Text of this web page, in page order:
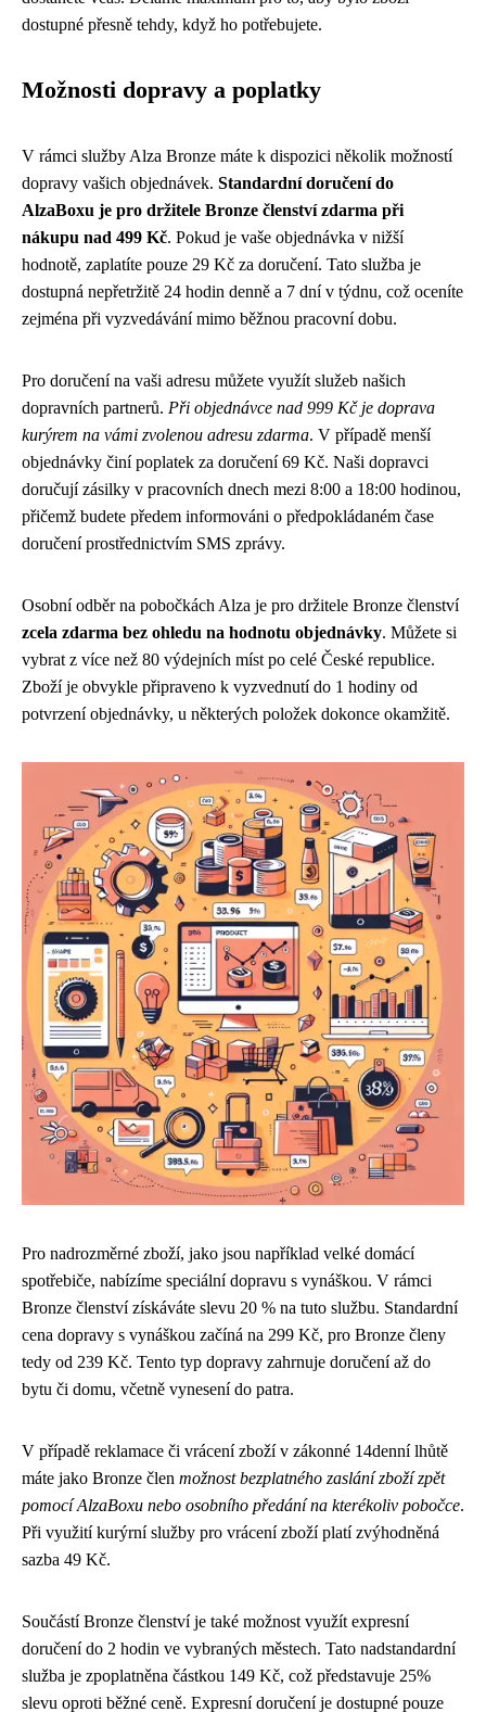
dostupné přesně tehdy, když ho potřebujete.
Možnosti dopravy a poplatky
V rámci služby Alza Bronze máte k dispozici několik možností
dopravy vašich objednávek. Standardní doručení do
AlzaBoxu je pro držitele Bronze členství zdarma při
nákupu nad 499 Kč. Pokud je vaše objednávka v nižší
hodnotě, zaplatíte pouze 29 Kč za doručení. Tato služba je
dostupná nepřetržitě 24 hodin denně a 7 dní v týdnu, což oceníte
zejména při vyzvedávání mimo běžnou pracovní dobu.
Pro doručení na vaši adresu můžete využít služeb našich
dopravních partnerů. Při objednávce nad 999 Kč je doprava
kurýrem na vámi zvolenou adresu zdarma. V případě menší
objednávky činí poplatek za doručení 69 Kč. Naši dopravci
doručují zásilky v pracovních dnech mezi 8:00 a 18:00 hodinou,
přičemž budete předem informováni o předpokládaném čase
doručení prostřednictvím SMS zprávy.
Osobní odběr na pobočkách Alza je pro držitele Bronze členství
zcela zdarma bez ohledu na hodnotu objednávky. Můžete si
vybrat z více než 80 výdejních míst po celé České republice.
Zboží je obvykle připraveno k vyzvednutí do 1 hodiny od
potvrzení objednávky, u některých položek dokonce okamžitě.
Pro nadrozměrné zboží, jako jsou například velké domácí
spotřebiče, nabízíme speciální dopravu s vynáškou. V rámci
Bronze členství získáváte slevu 20 % na tuto službu. Standardní
cena dopravy s vynáškou začíná na 299 Kč, pro Bronze členy
tedy od 239 Kč. Tento typ dopravy zahrnuje doručení až do
bytu či domu, včetně vynesení do patra.
V případě reklamace či vrácení zboží v zákonné 14denní lhůtě
máte jako Bronze člen možnost bezplatného zaslání zboží zpět
pomocí AlzaBoxu nebo osobního předání na kterékoliv pobočce.
Při využití kurýrní služby pro vrácení zboží platí zvýhodněná
sazba 49 Kč.
Součástí Bronze členství je také možnost využít expresní
doručení do 2 hodin ve vybraných městech. Tato nadstandardní
služba je zpoplatněna částkou 149 Kč, což představuje 25%
slevu oproti běžné ceně. Expresní doručení je dostupné pouze